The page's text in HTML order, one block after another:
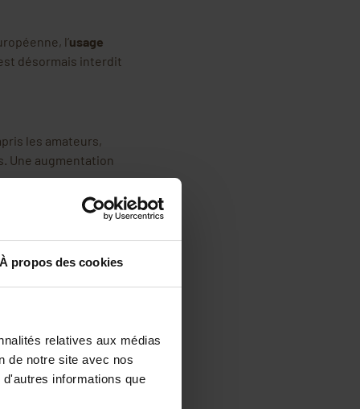
À propos des cookies
relatives aux médias
de notre site avec nos
informations que
l’usage
désormais interdit
les amateurs,
Une augmentation
de formation et
mal à répondre aux